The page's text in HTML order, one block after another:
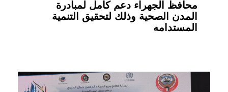
محافظ الجهراء دعم كامل لمبادرة
المدن الصحية وذلك لتحقيق التنمية
المستدامه